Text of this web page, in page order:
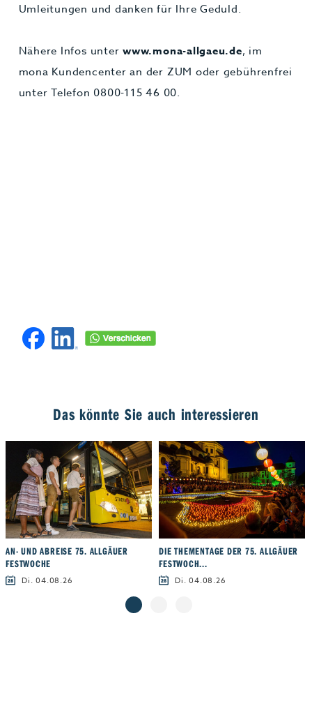
Umleitungen und danken für Ihre Geduld.
Nähere Infos unter www.mona-allgaeu.de, im
mona Kundencenter an der ZUM oder gebührenfrei
unter Telefon 0800-115 46 00.
Das könnte Sie auch interessieren
AN- UND ABREISE 75. ALLGÄUER
FESTWOCHE
Di. 04.08.26
DIE THEMENTAGE DER 75. ALLGÄUER
FESTWOCH...
Di. 04.08.26